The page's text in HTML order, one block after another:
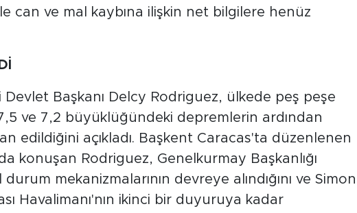
can ve mal kaybına ilişkin net bilgilere henüz
Devlet Başkanı Delcy Rodriguez, ülkede peş peşe
ve 7,2 büyüklüğündeki depremlerin ardından
edildiğini açıkladı. Başkent Caracas'ta düzenlenen
konuşan Rodriguez, Genelkurmay Başkanlığı
mekanizmalarının devreye alındığını ve Simon
Havalimanı'nın ikinci bir duyuruya kadar